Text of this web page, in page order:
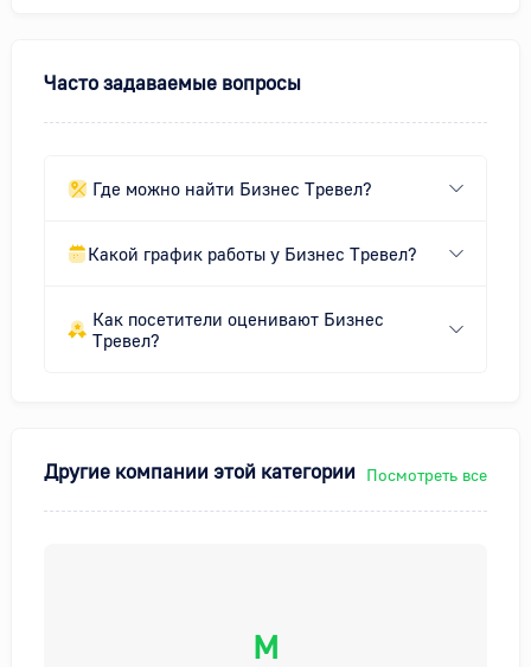
Часто задаваемые вопросы
Где можно найти Бизнес Тревел?
Какой график работы у Бизнес Тревел?
Как посетители оценивают Бизнес
Тревел?
Другие компании этой категории Посмотреть все
М